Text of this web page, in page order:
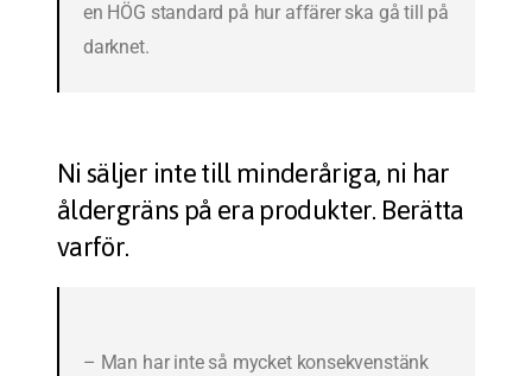
en HÖG standard på hur affärer ska gå till på
darknet.
Ni säljer inte till minderåriga, ni har
åldergräns på era produkter. Berätta
varför.
– Man har inte så mycket konsekvenstänk